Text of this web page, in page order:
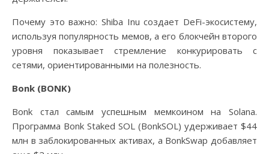
Почему это важно: Shiba Inu создает DeFi-экосистему,
используя популярность мемов, а его блокчейн второго
уровня показывает стремление конкурировать с
сетями, ориентированными на полезность.
Bonk (BONK)
Bonk стал самым успешным мемкоином на Solana.
Программа Bonk Staked SOL (BonkSOL) удерживает $44
млн в заблокированных активах, а BonkSwap добавляет